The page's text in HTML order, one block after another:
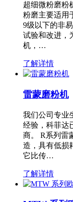
超细微粉磨粉
粉磨主要适用
9级以下的非
试验和改进，
机，…
了解详情
雷蒙磨粉机
我们公司专业
经验，科菲达
商。 R系列雷
造，具有低损
它比传…
了解详情